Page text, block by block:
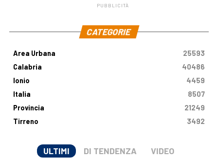
PUBBLICITÀ
CATEGORIE
Area Urbana
25593
Calabria
40486
Ionio
4459
Italia
8507
Provincia
21249
Tirreno
3492
ULTIMI DI TENDENZA VIDEO